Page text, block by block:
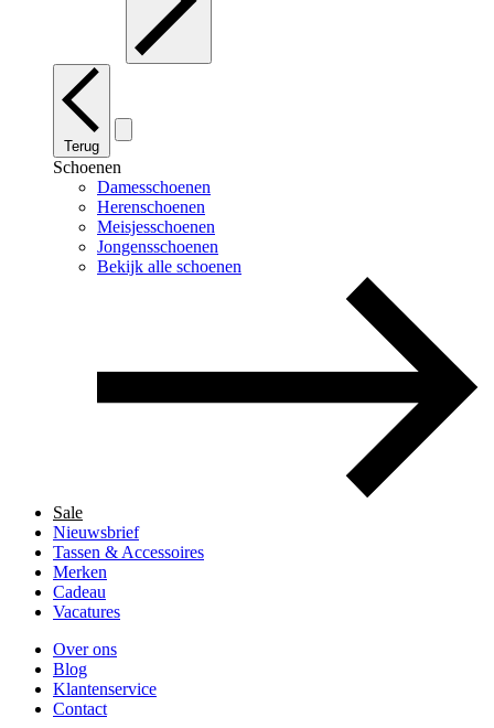
Terug
Schoenen
Damesschoenen
Herenschoenen
Meisjesschoenen
Jongensschoenen
Bekijk alle schoenen
Sale
Nieuwsbrief
Tassen & Accessoires
Merken
Cadeau
Vacatures
Over ons
Blog
Klantenservice
Contact